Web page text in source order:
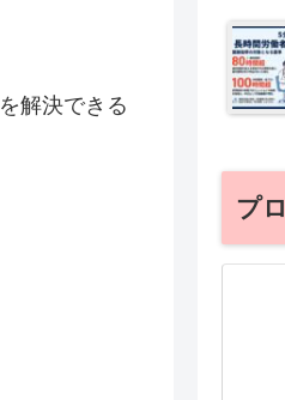
解決できる
プ